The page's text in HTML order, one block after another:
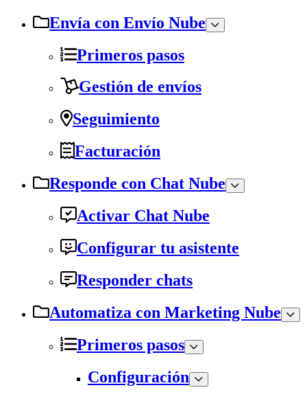
Envía con Envío Nube
Primeros pasos
Gestión de envíos
Seguimiento
Facturación
Responde con Chat Nube
Activar Chat Nube
Configurar tu asistente
Responder chats
Automatiza con Marketing Nube
Primeros pasos
Configuración